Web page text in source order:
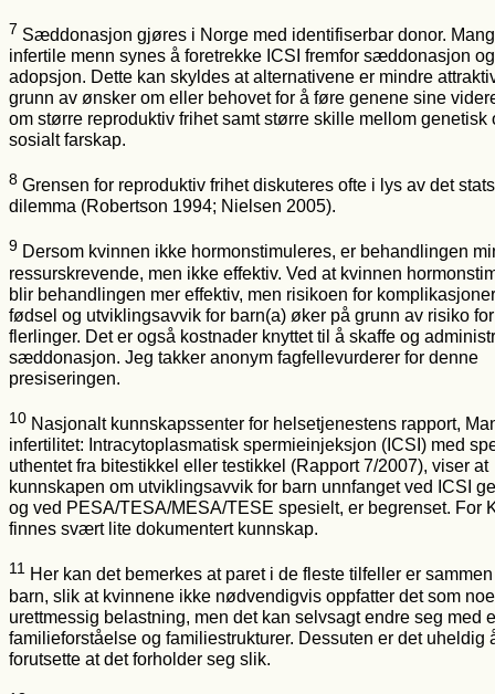
7 Sæddonasjon gjøres i Norge med identifiserbar donor.
infertile menn synes å foretrekke ICSI fremfor sæddonasjon og
adopsjon. Dette kan skyldes at alternativene er mindre
grunn av ønsker om eller behovet for å føre genene sine
om større reproduktiv frihet samt større skille mellom genetisk
sosialt farskap.
8 Grensen for reproduktiv frihet diskuteres ofte i lys av det
dilemma (Robertson 1994; Nielsen 2005).
9 Dersom kvinnen ikke hormonstimuleres, er behandlingen
ressurskrevende, men ikke effektiv. Ved at kvinnen
blir behandlingen mer effektiv, men risikoen for
fødsel og utviklingsavvik for barn(a) øker på grunn av risiko for
flerlinger. Det er også kostnader knyttet til å skaffe og
sæddonasjon. Jeg takker anonym fagfellevurderer for denne
presiseringen.
10 Nasjonalt kunnskapssenter for helsetjenestens rapport,
infertilitet: Intracytoplasmatisk spermieinjeksjon (ICSI) med
uthentet fra bitestikkel eller testikkel (Rapport 7/2007), viser at
kunnskapen om utviklingsavvik for barn unnfanget ved ICSI
og ved PESA/TESA/MESA/TESE spesielt, er begrenset. For
finnes svært lite dokumentert kunnskap.
11 Her kan det bemerkes at paret i de fleste tilfeller er
barn, slik at kvinnene ikke nødvendigvis oppfatter det som
urettmessig belastning, men det kan selvsagt endre seg med
familieforståelse og familiestrukturer. Dessuten er det uheldig
forutsette at det forholder seg slik.